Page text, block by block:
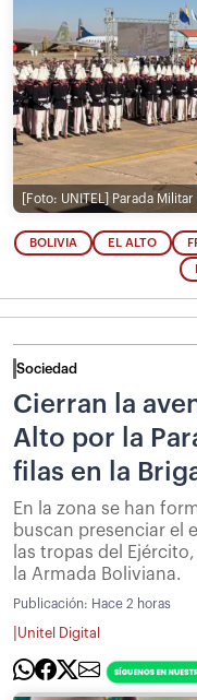
[Foto: UNITEL] Parada
BOLIVIA EL ALTO
Sociedad
Cierran la
Alto por la
filas en la
En la zona se han
buscan presenciar el
las tropas del
la Armada Boliviana.
Publicación: Hace 2 horas
Unitel Digital